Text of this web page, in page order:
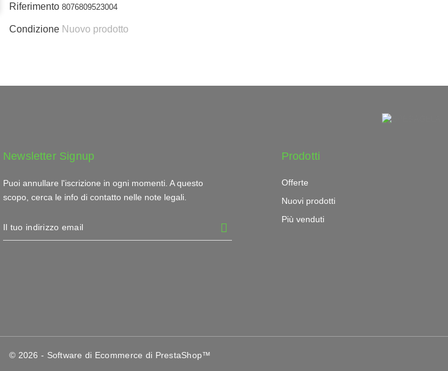
Riferimento 8076809523004
Condizione Nuovo prodotto
Newsletter Signup
Puoi annullare l'iscrizione in ogni momenti. A questo
scopo, cerca le info di contatto nelle note legali.
Prodotti
Offerte
Nuovi prodotti
Più venduti
© 2026 - Software di Ecommerce di PrestaShop™